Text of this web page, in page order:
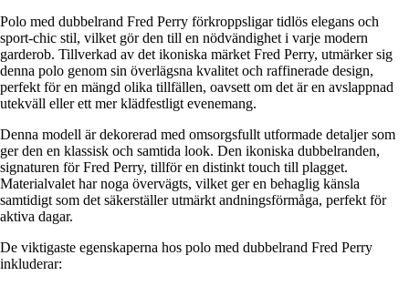
Polo med dubbelrand Fred Perry förkroppsligar tidlös elegans och
sport-chic stil, vilket gör den till en nödvändighet i varje modern
garderob. Tillverkad av det ikoniska märket Fred Perry, utmärker sig
denna polo genom sin överlägsna kvalitet och raffinerade design,
perfekt för en mängd olika tillfällen, oavsett om det är en avslappnad
utekväll eller ett mer klädfestligt evenemang.
Denna modell är dekorerad med omsorgsfullt utformade detaljer som
ger den en klassisk och samtida look. Den ikoniska dubbelranden,
signaturen för Fred Perry, tillför en distinkt touch till plagget.
Materialvalet har noga övervägts, vilket ger en behaglig känsla
samtidigt som det säkerställer utmärkt andningsförmåga, perfekt för
aktiva dagar.
De viktigaste egenskaperna hos polo med dubbelrand Fred Perry
inkluderar: